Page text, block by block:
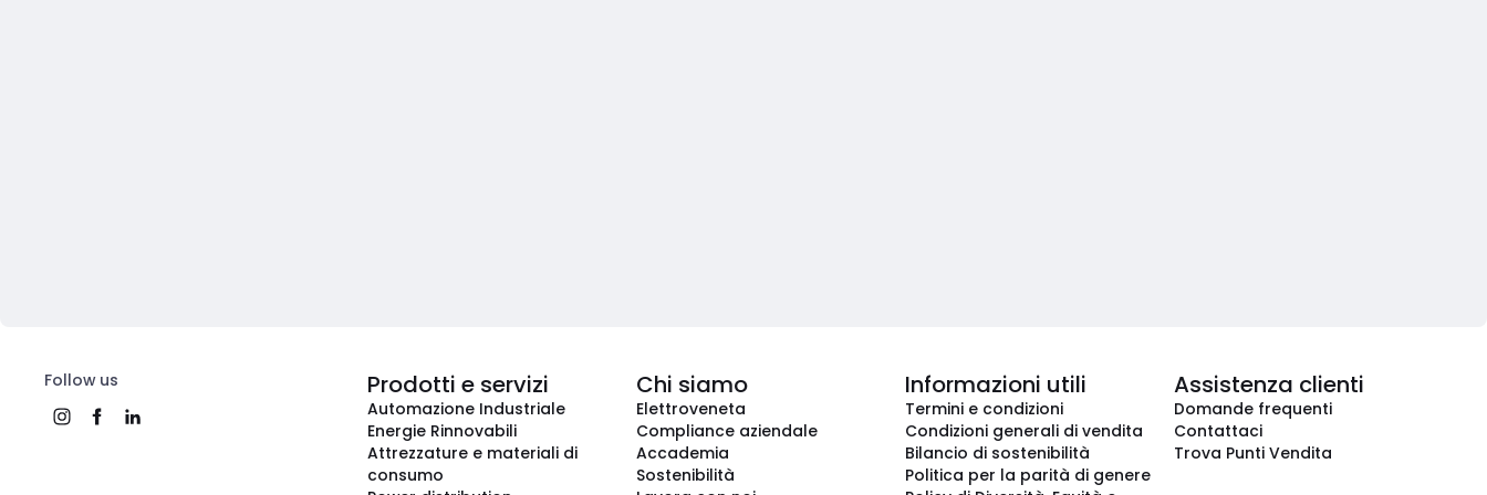
Follow us Prodotti e servizi
Automazione Industriale
Energie Rinnovabili
Attrezzature e materiali di
consumo
Chi siamo
Elettroveneta
Compliance aziendale
Accademia
Sostenibilità
Informazioni utili
Termini e condizioni
Condizioni generali di vendita
Bilancio di sostenibilità
Politica per la parità di genere
Assistenza clienti
Domande frequenti
Contattaci
Trova Punti Vendita